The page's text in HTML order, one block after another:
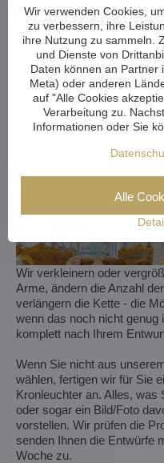
Wir verkleinern oder
Arme, ändern die Anzahl
verlängern die Kette - die
wenn das noch nicht genug
komplett nach Ihrem
Wenn Sie nicht aus
wählen, fertigen wir für Sie
Kronleuchter an. Alles, was
oder sogar ein Bild/Foto
vorstellen. Wir prüfen die
senden Ihnen die Entwürfe
Woche zu.
Wir verwenden Cookies,
zu verbessern, ihre
ihre Nutzung zu sammeln.
und Dienste von
Daten können an Partner
Meta) oder anderen
auf "Alle Cookies
Verarbeitung zu.
Informationen oder Sie
Alle